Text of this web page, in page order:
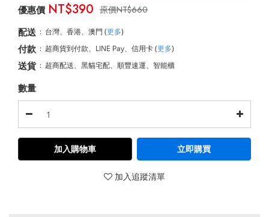
NT$660
NT$390
配送 : 台灣、香港、澳門 (更多)
付款 : 超商貨到付款、LINE Pay、信用卡(更多)
送貨 : 超商配送、黑貓宅配、順豐速運、智能櫃
數量
加入購物車 立即購買
加入追蹤清單